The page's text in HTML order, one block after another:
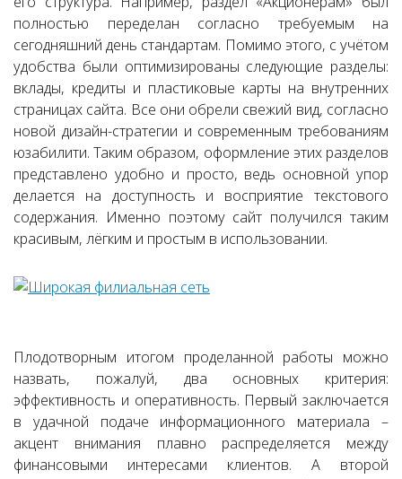
полностью переделан согласно требуемым на
сегодняшний день стандартам. Помимо этого, с учётом
удобства были оптимизированы следующие разделы:
вклады, кредиты и пластиковые карты на внутренних
страницах сайта. Все они обрели свежий вид, согласно
новой дизайн-стратегии и современным требованиям
юзабилити. Таким образом, оформление этих разделов
представлено удобно и просто, ведь основной упор
делается на доступность и восприятие текстового
содержания. Именно поэтому сайт получился таким
красивым, лёгким и простым в использовании.
Плодотворным итогом проделанной работы можно
назвать, пожалуй, два основных критерия:
эффективность и оперативность. Первый заключается
в удачной подаче информационного материала –
акцент внимания плавно распределяется между
финансовыми интересами клиентов. А второй